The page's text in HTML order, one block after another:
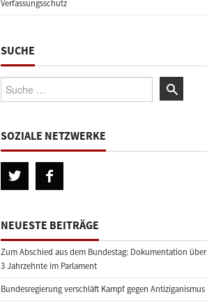
Verfassungsschutz
SUCHE
Suche:
SOZIALE NETZWERKE
NEUESTE BEITRÄGE
Zum Abschied aus dem Bundestag: Dokumentation über
3 Jahrzehnte im Parlament
Bundesregierung verschläft Kampf gegen Antiziganismus